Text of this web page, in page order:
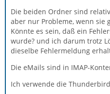
Die beiden Ordner sind
aber nur Probleme, wenn sie
Könnte es sein, daß ein
wurde? und ich darum trotz
dieselbe Fehlermeldung
Die eMails sind in IMAP-
Ich verwende die